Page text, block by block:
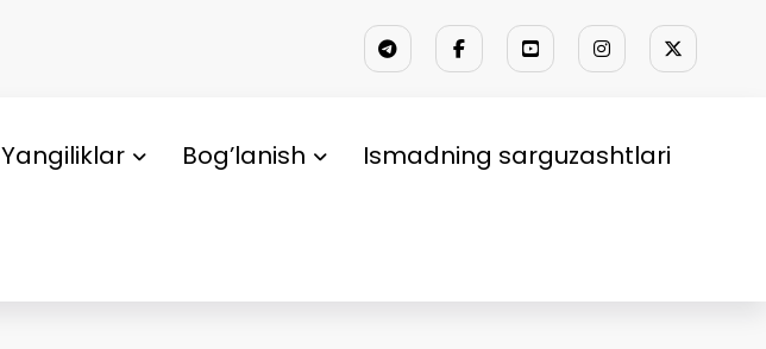
Yangiliklar Bog’lanish Ismadning sarguzashtlari